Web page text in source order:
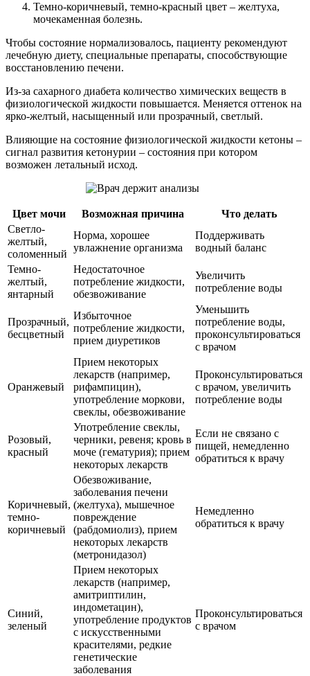
Темно-коричневый, темно-красный цвет – желтуха,
мочекаменная болезнь.
Чтобы состояние нормализовалось, пациенту рекомендуют
лечебную диету, специальные препараты, способствующие
восстановлению печени.
Из-за сахарного диабета количество химических веществ в
физиологической жидкости повышается. Меняется оттенок на
ярко-желтый, насыщенный или прозрачный, светлый.
Влияющие на состояние физиологической жидкости кетоны –
сигнал развития кетонурии – состояния при котором
возможен летальный исход.
Цвет мочи Возможная причина
Что делать
Светло-
желтый,
соломенный
Норма, хорошее
увлажнение организма
Поддерживать
водный баланс
Темно-
желтый,
янтарный
Недостаточное
потребление жидкости,
обезвоживание
Увеличить
потребление воды
Прозрачный,
бесцветный
Избыточное
потребление жидкости,
прием диуретиков
Уменьшить
потребление воды,
проконсультироваться
с врачом
Оранжевый
Прием некоторых
лекарств (например,
рифампицин),
употребление моркови,
свеклы, обезвоживание
Проконсультироваться
с врачом, увеличить
потребление воды
Розовый,
красный
Употребление свеклы,
черники, ревеня; кровь в
моче (гематурия); прием
некоторых лекарств
Если не связано с
пищей, немедленно
обратиться к врачу
Коричневый,
темно-
коричневый
Обезвоживание,
заболевания печени
(желтуха), мышечное
повреждение
(рабдомиолиз), прием
некоторых лекарств
(метронидазол)
Немедленно
обратиться к врачу
Синий,
зеленый
Прием некоторых
лекарств (например,
амитриптилин,
индометацин),
употребление продуктов
с искусственными
красителями, редкие
генетические
заболевания
Проконсультироваться
с врачом